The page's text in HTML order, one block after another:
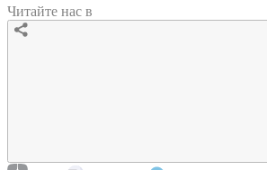
Читайте нас в